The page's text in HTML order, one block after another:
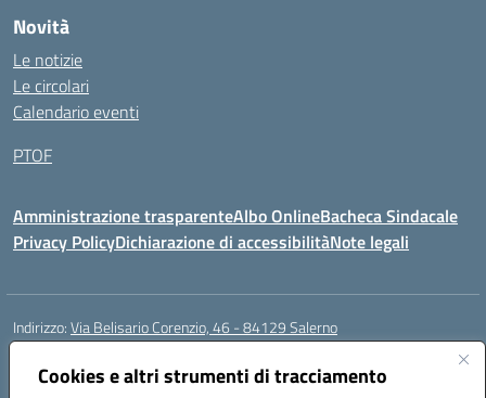
Cookies e altri strumenti di tracciamento
Novità
Le notizie
Le circolari
Calendario eventi
PTOF
Amministrazione trasparenteAlbo OnlineBacheca Sindacale
Privacy PolicyDichiarazione di accessibilitàNote legali
Indirizzo:Via Belisario Corenzio, 46 - 84129 Salerno
Centralino:089753850 Email:saic8cf006@istruzione.it
Posta elettronica certificata (PEC):saic8cf006@pec.istruzione.it